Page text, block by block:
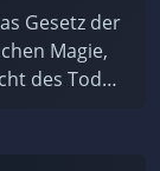
Gesetz der
Magie,
des Todes